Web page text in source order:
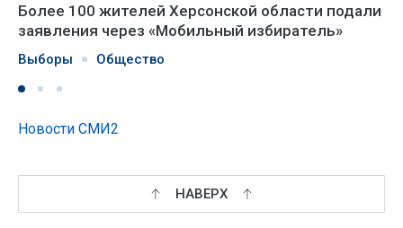
Более 100 жителей Херсонской области подали
заявления через «Мобильный избиратель»
Выборы Общество
Новости СМИ2
НАВЕРХ